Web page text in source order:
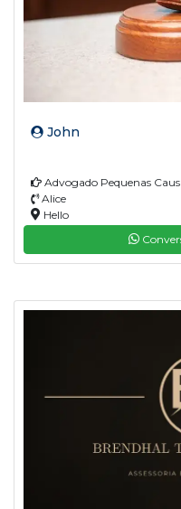
John
Advogado Pequenas
Alice
Hello